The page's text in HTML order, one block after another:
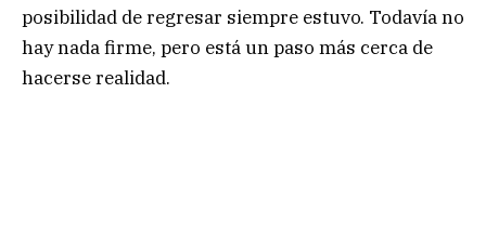
posibilidad de regresar siempre estuvo. Todavía no
hay nada firme, pero está un paso más cerca de
hacerse realidad.